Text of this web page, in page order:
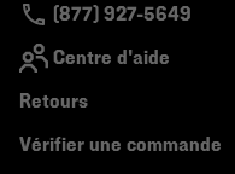
(877) 927-5649
Centre d'aide
Retours
Vérifier une commande